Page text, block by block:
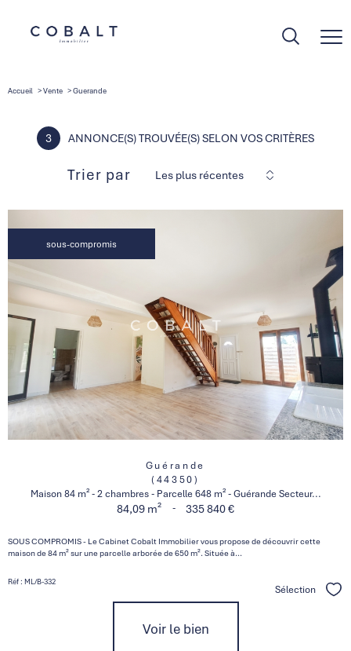
Accueil Vente Guerande
3 ANNONCE(S) TROUVÉE(S) SELON VOS CRITÈRES
Trier par Les plus récentes
sous-compromis
Guérande
(44350)
Maison 84 m² - 2 chambres - Parcelle 648 m² - Guérande Secteur...
84,09 m² - 335 840 €
SOUS COMPROMIS - Le Cabinet Cobalt Immobilier vous propose de découvrir cette
maison de 84 m² sur une parcelle arborée de 650 m². Située à...
Réf : ML/B-332
Sélection
Voir le bien